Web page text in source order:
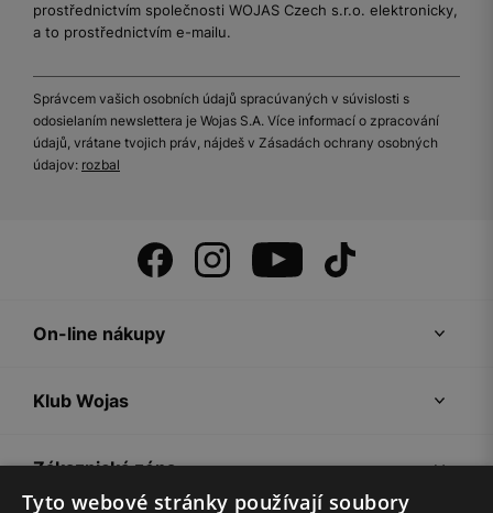
prostřednictvím společnosti WOJAS Czech s.r.o. elektronicky,
a to prostřednictvím e-mailu.
Správcem vašich osobních údajů spracúvaných v súvislosti s
odosielaním newslettera je Wojas S.A. Více informací o zpracování
údajů, vrátane tvojich práv, nájdeš v Zásadách ochrany osobných
údajov: rozbal
On-line nákupy
Klub Wojas
Zákaznická zóna
Tyto webové stránky používají soubory